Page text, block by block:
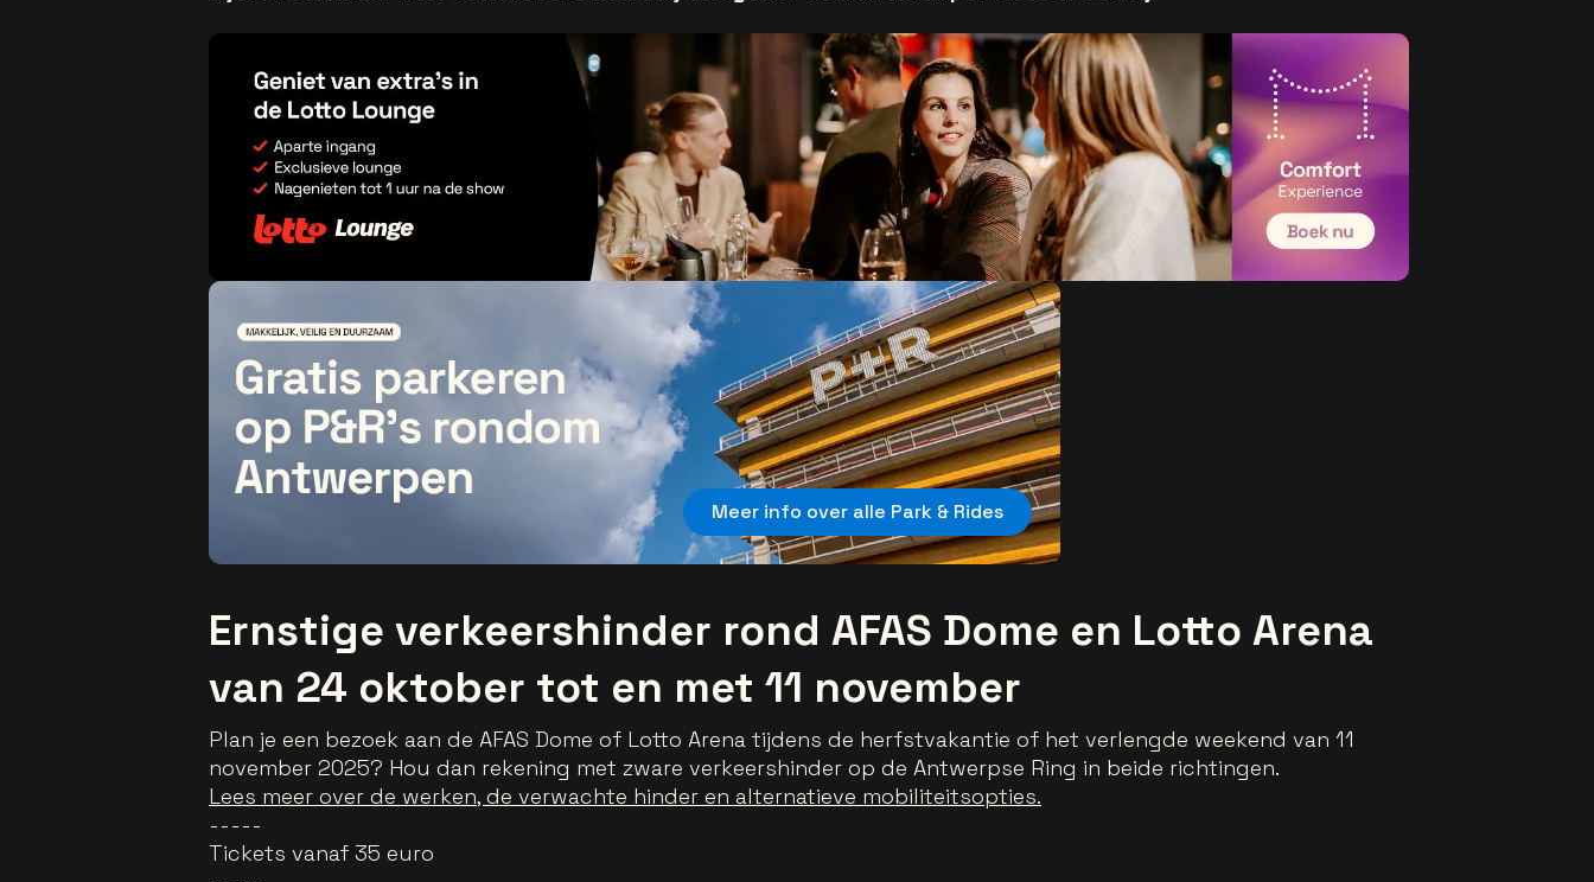
Meer info over alle Park & Rides
Ernstige verkeershinder rond AFAS Dome en Lotto Arena
van 24 oktober tot en met 11 november
Plan je een bezoek aan de AFAS Dome of Lotto Arena tijdens de herfstvakantie of het verlengde weekend van 11
november 2025? Hou dan rekening met zware verkeershinder op de Antwerpse Ring in beide richtingen.
Lees meer over de werken, de verwachte hinder en alternatieve mobiliteitsopties.
-----
Tickets vanaf 35 euro